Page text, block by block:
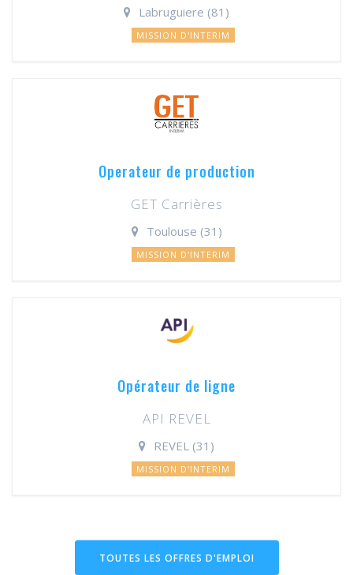
Labruguiere (81)
MISSION D'INTERIM
Operateur de production
GET Carrières
Toulouse (31)
MISSION D'INTERIM
Opérateur de ligne
API REVEL
REVEL (31)
MISSION D'INTERIM
TOUTES LES OFFRES D'EMPLOI